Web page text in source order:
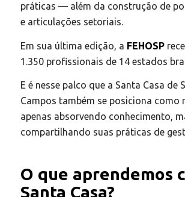
práticas — além da construção de
e articulações setoriais.
Em sua última edição, a FEHOSP
1.350 profissionais de 14 estados
E é nesse palco que a Santa Casa de
Campos também se posiciona como
apenas absorvendo conhecimento,
compartilhando suas práticas de
O que aprendemos
Santa Casa?